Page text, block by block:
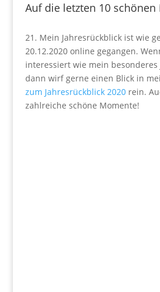
Auf die letzten 10 schönen
21. Mein Jahresrückblick ist wie
20.12.2020 online gegangen.
interessiert wie mein besonderes
dann wirf gerne einen Blick in
zum Jahresrückblick 2020rein.
zahlreiche schöne Momente!